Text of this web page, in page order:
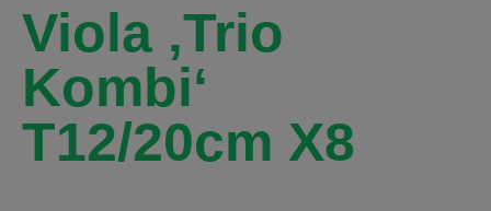
Viola ‚Trio
Kombi‘
T12/20cm X8